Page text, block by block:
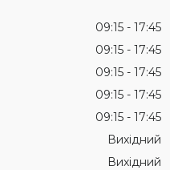
09:15
17:45
09:15
17:45
09:15
17:45
09:15
17:45
09:15
17:45
Вихідний
Вихідний